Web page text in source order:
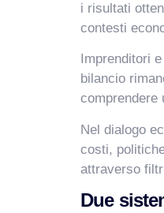
i risultati
contesti
Imprenditori
bilancio
comprendere
Nel dialogo
costi,
attraverso
Due